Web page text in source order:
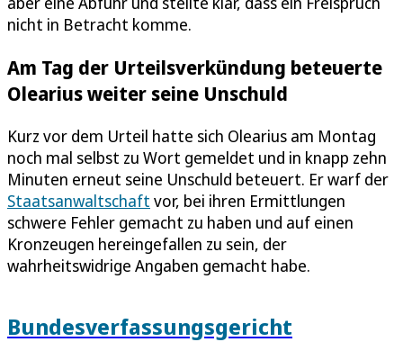
nicht in Betracht komme.
Am Tag der Urteilsverkündung beteuerte
Olearius weiter seine Unschuld
Kurz vor dem Urteil hatte sich Olearius am Montag
noch mal selbst zu Wort gemeldet und in knapp zehn
Minuten erneut seine Unschuld beteuert. Er warf der
Staatsanwaltschaft vor, bei ihren Ermittlungen
schwere Fehler gemacht zu haben und auf einen
Kronzeugen hereingefallen zu sein, der
wahrheitswidrige Angaben gemacht habe.
Bundesverfassungsgericht